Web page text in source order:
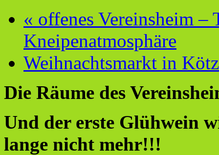
« offenes Vereinsheim
Kneipenatmosphäre
Weihnachtsmarkt in
Die Räume des
Und der erste Glühwein
lange nicht mehr!!!